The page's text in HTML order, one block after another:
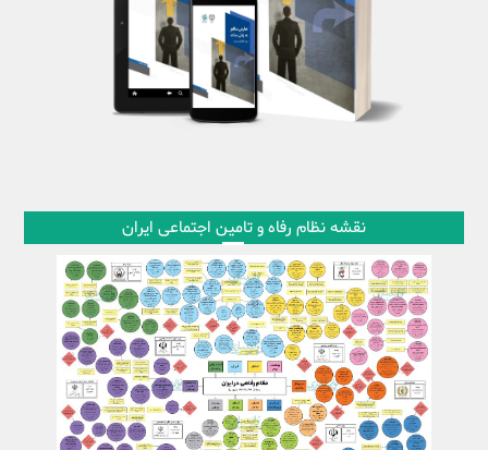
نقشه نظام رفاه و تامین اجتماعی ایران